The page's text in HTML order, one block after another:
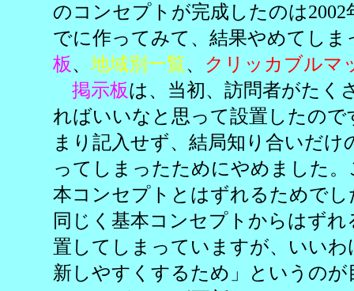
のコンセプトが完成したのは
でに作ってみて、結果やめてし
板、 地域別一覧、 クリッカブルマ
掲示板は、当初、訪問者がたく
ればいいなと思って設置したの
まり記入せず、結局知り合いだけ
ってしまったためにやめました
本コンセプトとはずれるためでし
同じく基本コンセプトからはず
置してしまっていますが、いい
新しやすくするため」というの